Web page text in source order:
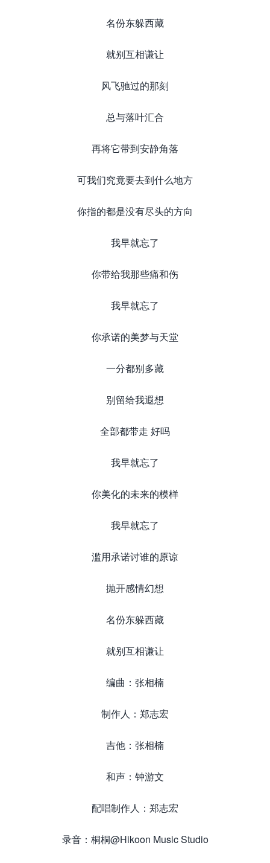
名份东躲西藏
就别互相谦让
风飞驰过的那刻
总与落叶汇合
再将它带到安静角落
可我们究竟要去到什么地方
你指的都是没有尽头的方向
我早就忘了
你带给我那些痛和伤
我早就忘了
你承诺的美梦与天堂
一分都别多藏
别留给我遐想
全部都带走 好吗
我早就忘了
你美化的未来的模样​
我早就忘了
滥用承诺讨谁的原谅
抛开感情幻想
名份东躲西藏
就别互相谦让
编曲：张相楠
制作人：郑志宏
吉他：张相楠
和声：钟游文
配唱制作人：郑志宏
录音：桐桐@Hikoon Music Studio